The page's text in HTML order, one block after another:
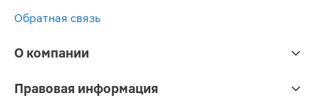
Обратная связь
О компании
Правовая информация